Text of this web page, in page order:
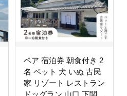
ペア 宿泊券 朝食付き 2
名 ペット 犬 いぬ 古民
家 リゾート レストラン